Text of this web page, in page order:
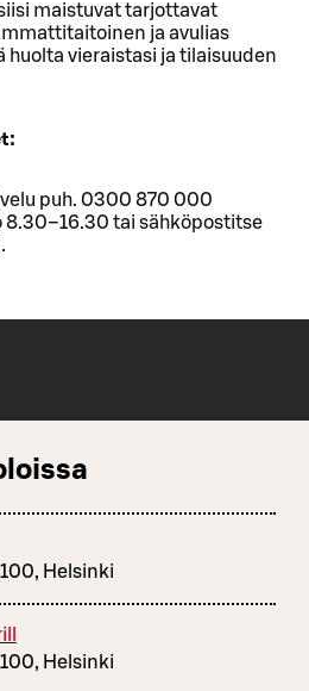
maistuvat tarjottavat
ja avulias
vieraistasi ja tilaisuuden
puh. 0300 870 000
tai sähköpostitse
Helsinki
Helsinki